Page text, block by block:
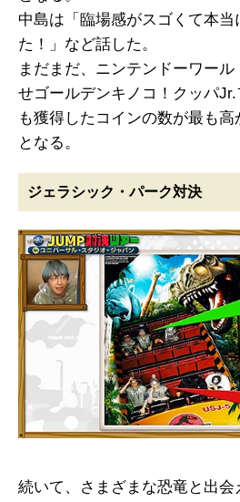
中島は「臨場感がスゴくて本当
た！」など話した。
まだまだ、ニンテンドーワール
せゴールデンキノコ！クッパJr.
も獲得したコインの数が最も高
となる。
ジェラシック・パーク対決
続いて、さまざまな恐竜と出会